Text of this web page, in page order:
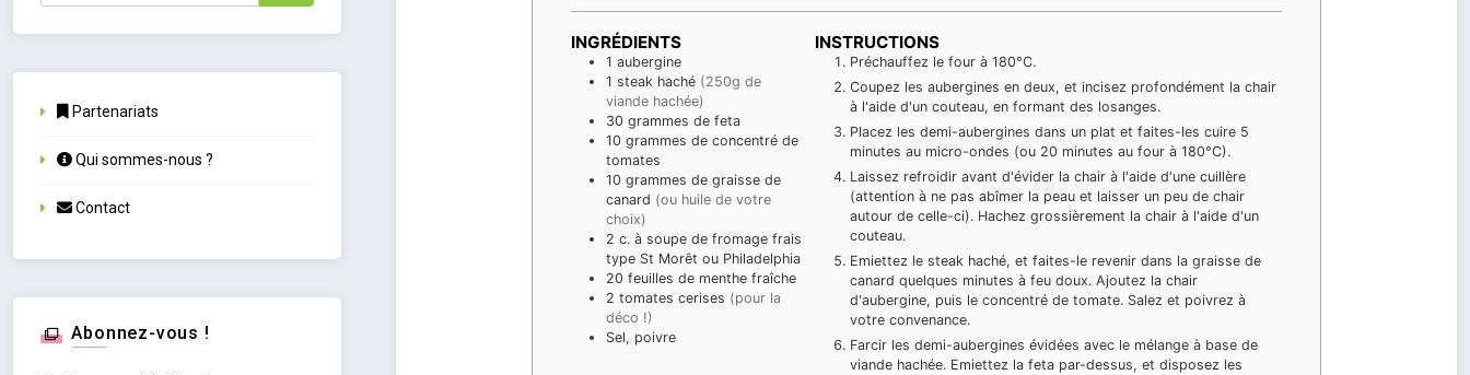
INGRÉDIENTS
1 aubergine
1 steak haché (250g de
viande hachée)
30 grammes de feta
10 grammes de concentré de
tomates
10 grammes de graisse de
canard (ou huile de votre
choix)
2 c. à soupe de fromage frais
type St Morêt ou Philadelphia
20 feuilles de menthe fraîche
2 tomates cerises (pour la
déco !)
Sel, poivre
INSTRUCTIONS
Préchauffez le four à 180°C.
Coupez les aubergines en deux, et incisez profondément la chair
à l'aide d'un couteau, en formant des losanges.
Placez les demi-aubergines dans un plat et faites-les cuire 5
minutes au micro-ondes (ou 20 minutes au four à 180°C).
Laissez refroidir avant d'évider la chair à l'aide d'une cuillère
(attention à ne pas abîmer la peau et laisser un peu de chair
autour de celle-ci). Hachez grossièrement la chair à l'aide d'un
couteau.
Emiettez le steak haché, et faites-le revenir dans la graisse de
canard quelques minutes à feu doux. Ajoutez la chair
d'aubergine, puis le concentré de tomate. Salez et poivrez à
votre convenance.
Farcir les demi-aubergines évidées avec le mélange à base de
viande hachée. Emiettez la feta par-dessus, et disposez les
Partenariats
Qui sommes-nous ?
Contact
Abonnez-vous !